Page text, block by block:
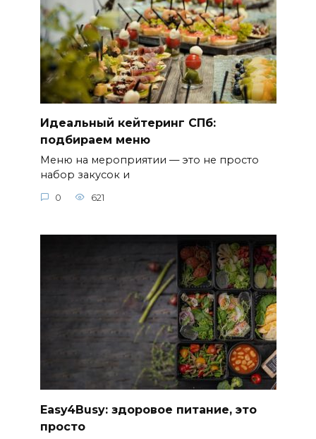
Идеальный кейтеринг СПб:
подбираем меню
Меню на мероприятии — это не просто
набор закусок и
0 621
Easy4Busy: здоровое питание, это
просто